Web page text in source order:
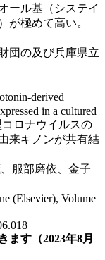
ール基（システイ
が極めて高い。
団の及び兵庫県立
derived
in a cultured
ロナウイルスの
来キノンが共有結
服部磨依、金子
(Elsevier), Volume
ます（2023年8月